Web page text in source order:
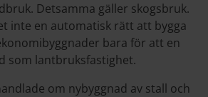
Detsamma gäller skogsbruk.
inte en automatisk rätt att bygga
bara för att en
som lantbruksfastighet.
om nybyggnad av stall och